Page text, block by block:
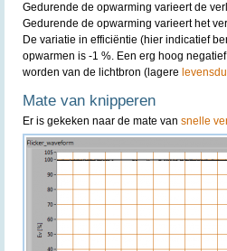
Gedurende de opwarming varieert de
Gedurende de opwarming varieert het
De variatie in efficiëntie (hier indicatief
opwarmen is -1 %. Een erg hoog
worden van de lichtbron (lagere
Mate van knipperen
Er is gekeken naar de mate van snelle